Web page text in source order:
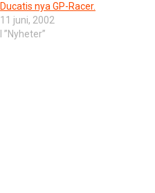
Ducatis nya GP-Racer.
11 juni, 2002
I ”Nyheter”